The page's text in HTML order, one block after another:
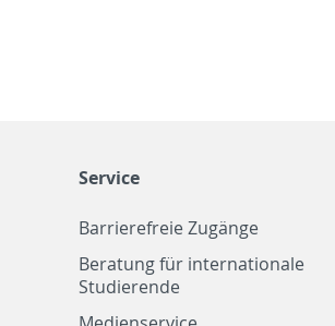
Service
Barrierefreie Zugänge
Beratung für internationale
Studierende